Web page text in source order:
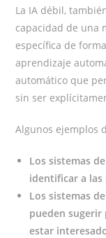
La IA débil,
capacidad de una
específica de
aprendizaje
automático que
sin ser
Algunos ejemplos
Los sistemas
identificar a las
Los sistemas
pueden
estar